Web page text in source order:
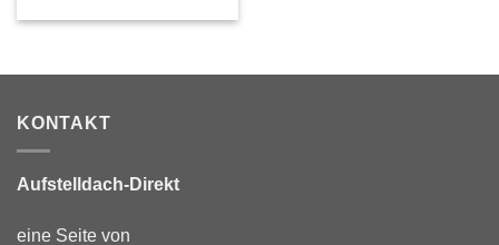
9.570,00€
KONTAKT
Aufstelldach-Direkt
eine Seite von